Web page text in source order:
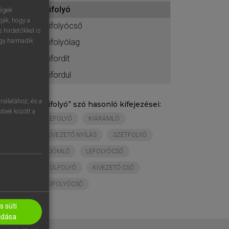
kifolyó
kifolyócső
kifolyólag
kifordít
kifordul
„ kifolyó” szó hasonló kifejezései:
LEFOLYÓ KIÁRAMLÓ
KIVEZETŐ NYÍLÁS SZÉTFOLYÓ
KIÖMLŐ LEFOLYÓCSŐ
TÚLFOLYÓ KIVEZETŐ CSŐ
KIFOLYÓCSŐ
hogy a
hirdetőkkel is
harmadik
és a
között a
süti